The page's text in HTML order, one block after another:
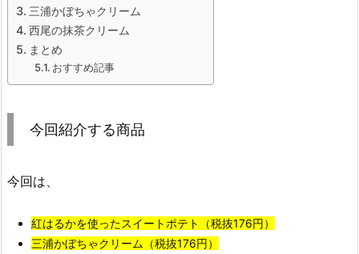
三浦かぼちゃクリーム
西尾の抹茶クリーム
まとめ
おすすめ記事
今回紹介する商品
今回は、
紅はるかを使ったスイートポテト（税抜176円）
三浦かぼちゃクリーム（税抜176円）